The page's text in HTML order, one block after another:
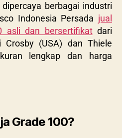
berbagai industri
Indonesia Persada jual
asli dan bersertifikatdari
(USA) dan Thiele
lengkap dan harga
Grade 100?